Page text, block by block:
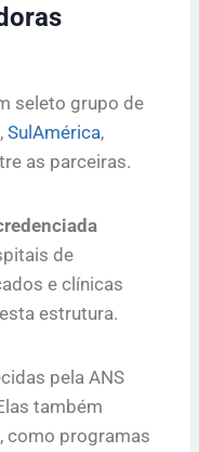
seleto grupo de
SulAmérica,
as parceiras.
de
e clínicas
estrutura.
pela ANS
também
como programas